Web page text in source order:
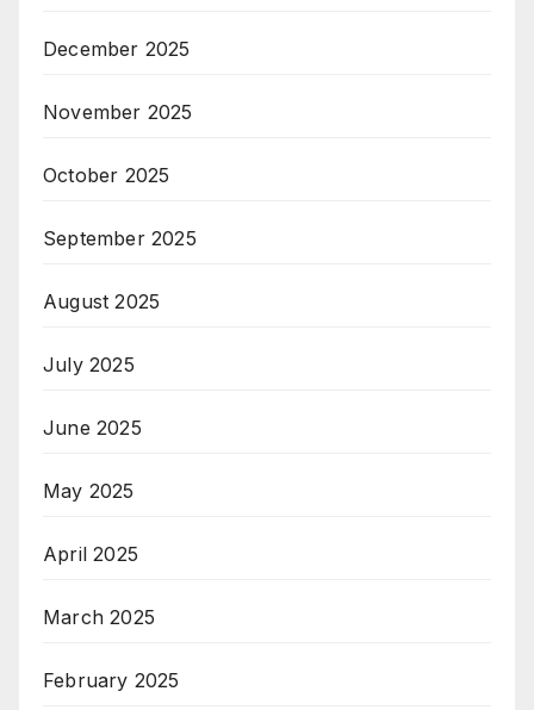
December 2025
November 2025
October 2025
September 2025
August 2025
July 2025
June 2025
May 2025
April 2025
March 2025
February 2025